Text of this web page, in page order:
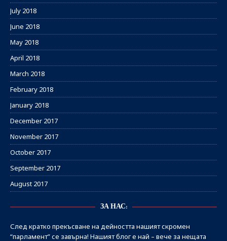
July 2018
June 2018
May 2018
April 2018
March 2018
February 2018
January 2018
December 2017
November 2017
October 2017
September 2017
August 2017
ЗА НАС:
След кратко прекъсване на дейността нашият скромен
“парламент” се завърна! Нашият блог е най – вече за нещата